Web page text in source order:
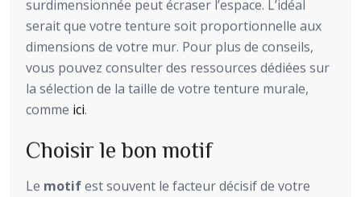
surdimensionnée peut écraser l’espace. L’idéal
serait que votre tenture soit proportionnelle aux
dimensions de votre mur. Pour plus de conseils,
vous pouvez consulter des ressources dédiées sur
la sélection de la taille de votre tenture murale,
comme ici.
Choisir le bon motif
Le motifest souvent le facteur décisif de votre